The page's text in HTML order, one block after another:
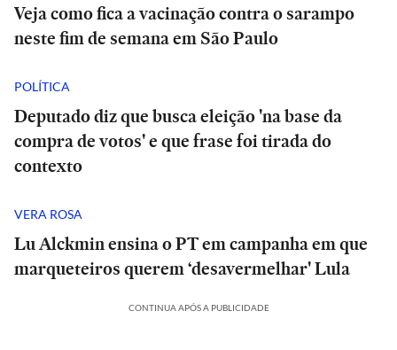
Veja como fica a vacinação contra o sarampo
neste fim de semana em São Paulo
POLÍTICA
Deputado diz que busca eleição 'na base da
compra de votos' e que frase foi tirada do
contexto
VERA ROSA
Lu Alckmin ensina o PT em campanha em que
marqueteiros querem ‘desavermelhar' Lula
CONTINUA APÓS A PUBLICIDADE